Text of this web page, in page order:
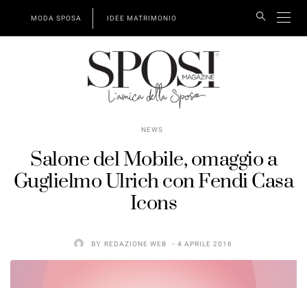
MODA SPOSA IDEE MATRIMONIO
NEWS
Salone del Mobile, omaggio a
Guglielmo Ulrich con Fendi Casa
Icons
BY REDAZIONE WEB 4 APRILE 2016